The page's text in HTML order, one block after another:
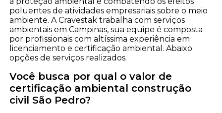
poluentes de atividades empresariais sobre o meio
ambiente. A Cravestak trabalha com serviços
ambientais em Campinas, sua equipe é composta
por profissionais com altíssima experiência em
licenciamento e certificação ambiental. Abaixo
opções de serviços realizados.
Você busca por qual o valor de
certificação ambiental construção
civil São Pedro?